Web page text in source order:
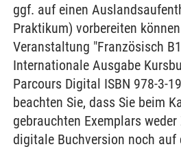
ggf. auf einen
Praktikum) vorbereiten
Veranstaltung "Französisch
Internationale Ausgabe
Parcours Digital ISBN 978-3-
beachten Sie, dass Sie beim
gebrauchten Exemplars
digitale Buchversion noch